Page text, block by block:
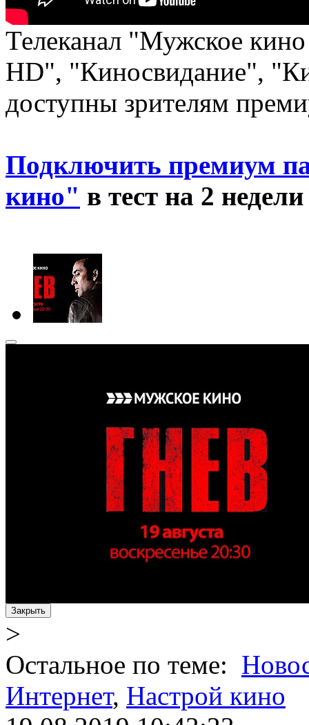
Телеканал "Мужское
HD", "Киносвидание",
доступны зрителям
Подключить премиум
кино" в тест на 2
Закрыть
>
Остальное по теме:
Интернет, Настрой кино